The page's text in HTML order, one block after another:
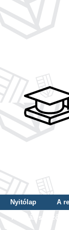
Nyitólap A
Tallózás szerző